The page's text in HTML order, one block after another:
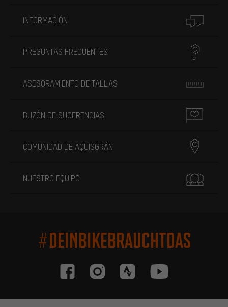
INFORMACIÓN
PREGUNTAS FRECUENTES
ASESORAMIENTO DE TALLAS
BUZÓN DE SUGERENCIAS
COMUNIDAD DE AQUISGRÁN
NUESTRO EQUIPO
#DEINBIKEBRAUCHTDAS